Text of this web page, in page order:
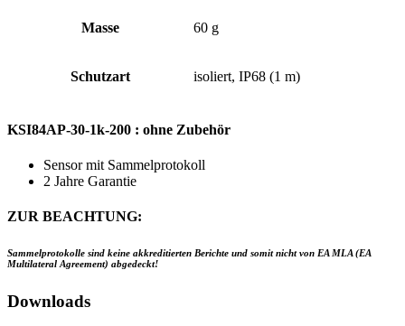
Masse 60 g
Schutzart isoliert, IP68 (1 m)
KSI84AP-30-1k-200 : ohne Zubehör
Sensor mit Sammelprotokoll
2 Jahre Garantie
ZUR BEACHTUNG:
Sammelprotokolle sind keine akkreditierten Berichte und somit nicht von EA MLA (EA
Multilateral Agreement) abgedeckt!
Downloads